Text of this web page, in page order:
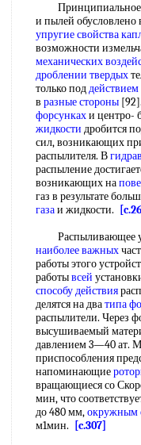
Принципиальное
и пылей обусловлено
упругие свойства
возможности
механических
дроблении твердых
только под
в разные стороны
форсункахи центро-
жидкости дробится
сил, возникающих
распылителя. В
распыление
возникающих на
газ в результате
газаи жидкости.
Распыливающее
наиболее важных
работы этого
работывсей
способу действия
делятся на дватипа
распылители. Через
высушиваемый
давлением 3—40 ат.
приспособления
напоминающие
вращающиеся со
мин, что
до 480 мм,окружным
м1мин.
[c.307]